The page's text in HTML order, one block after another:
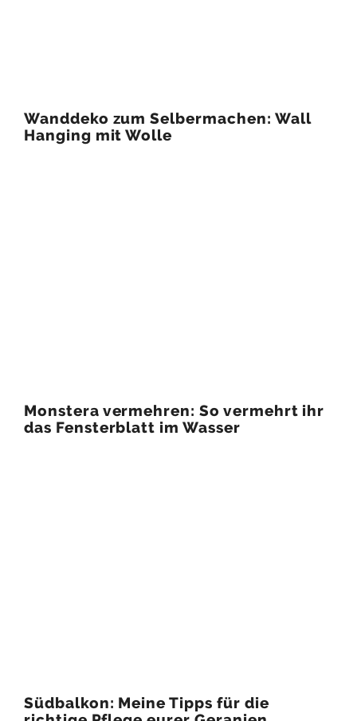
Wanddeko zum Selbermachen: Wall
Hanging mit Wolle
Monstera vermehren: So vermehrt ihr
das Fensterblatt im Wasser
Südbalkon: Meine Tipps für die